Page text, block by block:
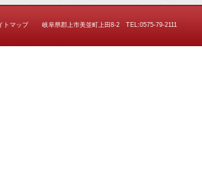
トマップ 岐阜県郡上市美並町上田8-2 TEL:0575-79-2111